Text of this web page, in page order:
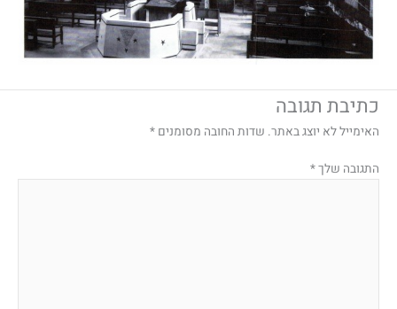
כתיבת תגובה
האימייל לא יוצג באתר. שדות החובה מסומנים *
התגובה שלך*